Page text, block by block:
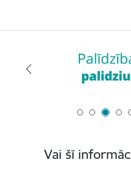
Vai šī